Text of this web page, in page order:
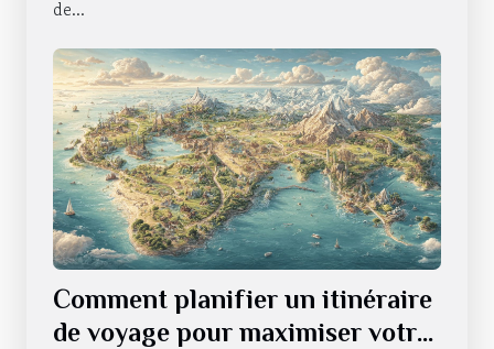
de...
Comment planifier un itinéraire
de voyage pour maximiser votre